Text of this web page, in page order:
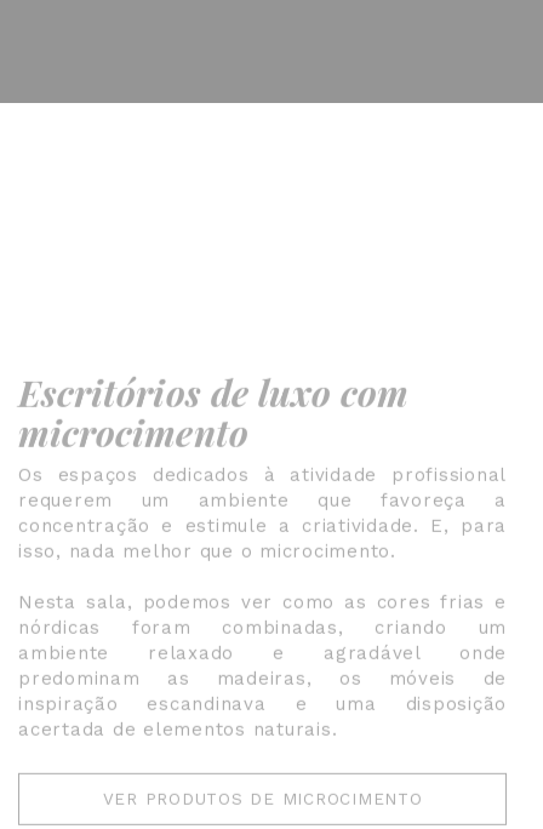
Escritórios de luxo com
microcimento
Os espaços dedicados à atividade profissional
requerem um ambiente que favoreça a
concentração e estimule a criatividade. E, para
isso, nada melhor que o microcimento.
Nesta sala, podemos ver como as cores frias e
nórdicas foram combinadas, criando um
ambiente relaxado e agradável onde
predominam as madeiras, os móveis de
inspiração escandinava e uma disposição
acertada de elementos naturais.
VER PRODUTOS DE MICROCIMENTO